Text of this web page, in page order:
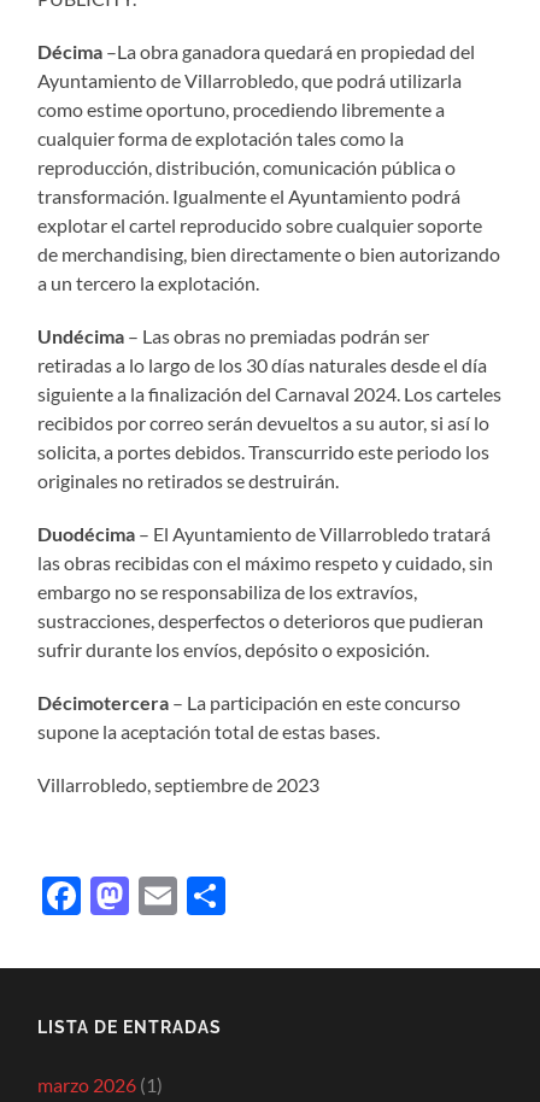
Décima –La obra ganadora quedará en propiedad del
Ayuntamiento de Villarrobledo, que podrá utilizarla
como estime oportuno, procediendo libremente a
cualquier forma de explotación tales como la
reproducción, distribución, comunicación pública o
transformación. Igualmente el Ayuntamiento podrá
explotar el cartel reproducido sobre cualquier soporte
de merchandising, bien directamente o bien autorizando
a un tercero la explotación.
Undécima – Las obras no premiadas podrán ser
retiradas a lo largo de los 30 días naturales desde el día
siguiente a la finalización del Carnaval 2024. Los carteles
recibidos por correo serán devueltos a su autor, si así lo
solicita, a portes debidos. Transcurrido este periodo los
originales no retirados se destruirán.
Duodécima – El Ayuntamiento de Villarrobledo tratará
las obras recibidas con el máximo respeto y cuidado, sin
embargo no se responsabiliza de los extravíos,
sustracciones, desperfectos o deterioros que pudieran
sufrir durante los envíos, depósito o exposición.
Décimotercera – La participación en este concurso
supone la aceptación total de estas bases.
Villarrobledo, septiembre de 2023
Facebook
Mastodon
Email
LISTA DE ENTRADAS
marzo 2026 (1)